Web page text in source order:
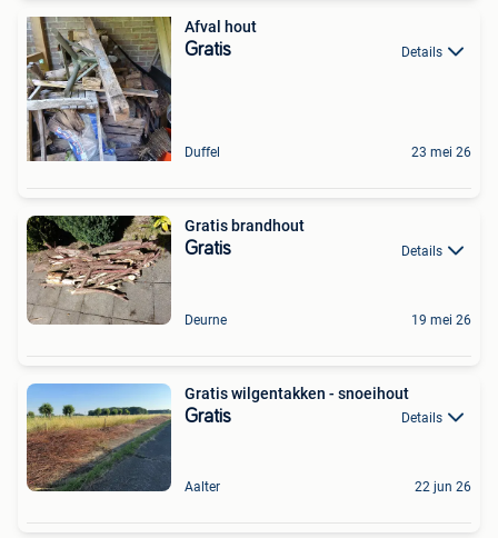
Afval hout
Gratis Details
Duffel 23 mei 26
Gratis brandhout
Gratis Details
Deurne 19 mei 26
Gratis wilgentakken - snoeihout
Gratis Details
Aalter 22 jun 26